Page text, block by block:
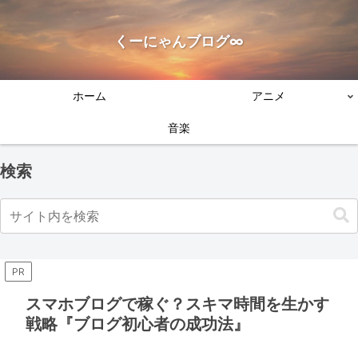
くーにゃんブログ∞
ホーム アニメ
音楽
検索
PR
スマホブログで稼ぐ？スキマ時間を生かす
戦略『ブログ初心者の成功法』